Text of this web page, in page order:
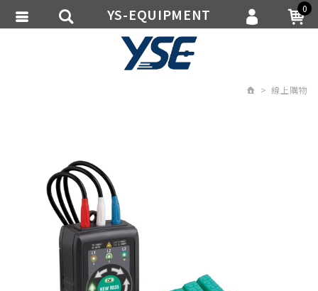
線上購物
YS-EQUIPMENT 0
會員登入
會員註冊
繁體中文